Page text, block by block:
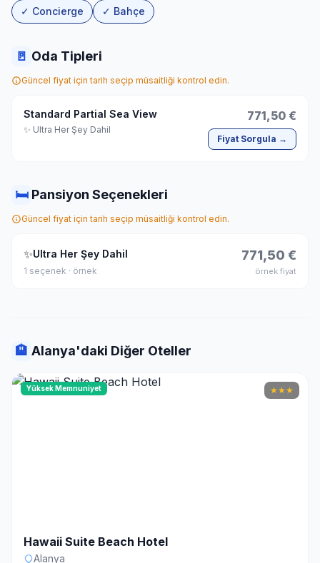
✓ Concierge
✓ Bahçe
🚪 Oda Tipleri
Güncel fiyat için tarih seçip müsaitliği kontrol edin.
Standard Partial Sea View
✨ Ultra Her Şey Dahil
771,50 €
Fiyat Sorgula →
🛏 Pansiyon Seçenekleri
Güncel fiyat için tarih seçip müsaitliği kontrol edin.
✨Ultra Her Şey Dahil
1 seçenek · örnek
771,50 €
örnek fiyat
🏨 Alanya'daki Diğer Oteller
Yüksek Memnuniyet ★★★
Hawaii Suite Beach Hotel
Alanya